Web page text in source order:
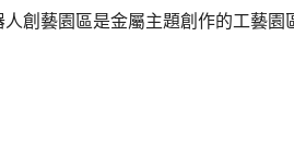
創藝園區是金屬主題創作的工藝